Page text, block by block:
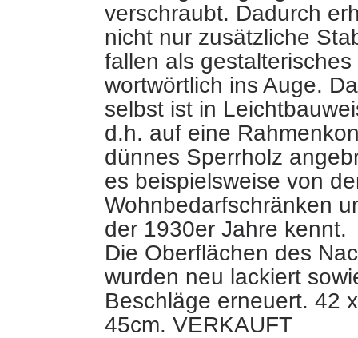
verschraubt. Dadurch
nicht nur zusätzliche
fallen als gestalterisches
wortwörtlich ins Auge.
selbst ist in
d.h. auf eine
dünnes Sperrholz
es beispielsweise von
Wohnbedarfschränken
der 1930er Jahre kennt.
Die Oberflächen des
wurden neu lackiert
Beschläge erneuert. 42
45cm. VERKAUFT